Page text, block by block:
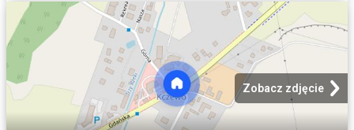
Zobacz zdjęcie